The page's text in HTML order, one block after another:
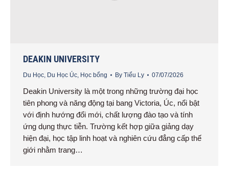
DEAKIN UNIVERSITY
Du Học, Du Học Úc, Học bổng By Tiểu Ly 07/07/2026
Deakin University là một trong những trường đại học
tiên phong và năng động tại bang Victoria, Úc, nổi bật
với định hướng đổi mới, chất lượng đào tạo và tính
ứng dụng thực tiễn. Trường kết hợp giữa giảng dạy
hiện đại, học tập linh hoạt và nghiên cứu đẳng cấp thế
giới nhằm trang…